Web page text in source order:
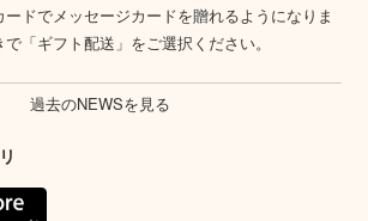
ドでメッセージカードを贈れるようになりま
「ギフト配送」をご選択ください。
過去のNEWSを見る